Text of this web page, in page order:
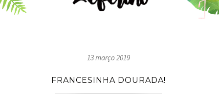
13 março 2019
FRANCESINHA DOURADA!